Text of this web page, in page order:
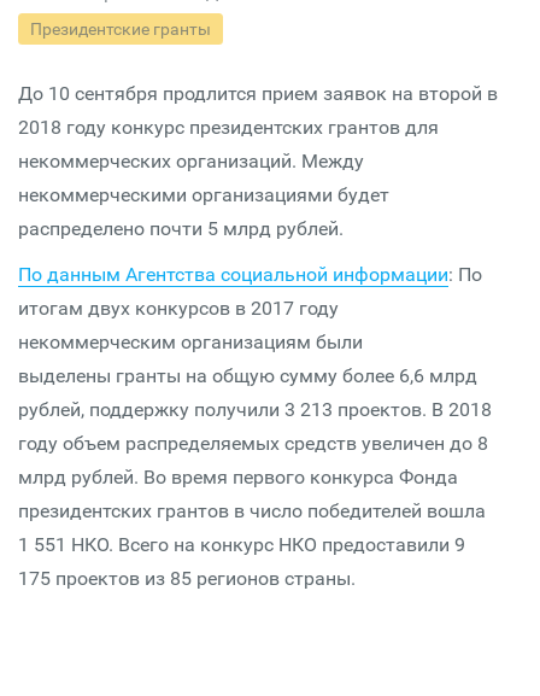
Президентские гранты
До 10 сентября продлится прием заявок на второй в
2018 году конкурс президентских грантов для
некоммерческих организаций. Между
некоммерческими организациями будет
распределено почти 5 млрд рублей.
По данным Агентства социальной информации: По
итогам двух конкурсов в 2017 году
некоммерческим организациям были
выделены гранты на общую сумму более 6,6 млрд
рублей, поддержку получили 3 213 проектов. В 2018
году объем распределяемых средств увеличен до 8
млрд рублей. Во время первого конкурса Фонда
президентских грантов в число победителей вошла
1 551 НКО. Всего на конкурс НКО предоставили 9
175 проектов из 85 регионов страны.